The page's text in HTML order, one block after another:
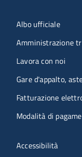
MenuAlbo ufficiale
Amministrazione
Lavora con noi
Gare d'appalto,
Fatturazione
Modalità di
Menù riferimenti
Accessibilità